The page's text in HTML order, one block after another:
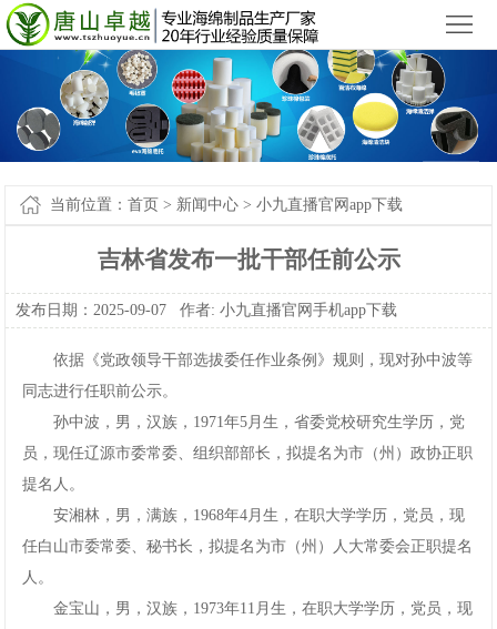
您好，欢迎来到 小九直播官网app下载苹果版_小九直播官网手机app下载
首
品
新
九
我
系
网
当前位置：首页 > 新闻中心 >小九直播官网app下载
吉林省发布一批干部任前公示
发布日期：2025-09-07作者:小九直播官网手机app下载
依据《党政领导干部选拔委任作业条例》规则，现对孙中波等
同志进行任职前公示。
孙中波，男，汉族，1971年5月生，省委党校研究生学历，党
员，现任辽源市委常委、组织部部长，拟提名为市（州）政协正职
提名人。
安湘林，男，满族，1968年4月生，在职大学学历，党员，现
任白山市委常委、秘书长，拟提名为市（州）人大常委会正职提名
人。
金宝山，男，汉族，1973年11月生，在职大学学历，党员，现